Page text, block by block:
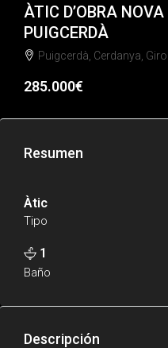
ÀTIC D’OBRA
PUIGCERDÀ
Puigcerdà, Cerdanya,
285.000€
Resumen
Àtic
Tipo
1
Baño
Descripción